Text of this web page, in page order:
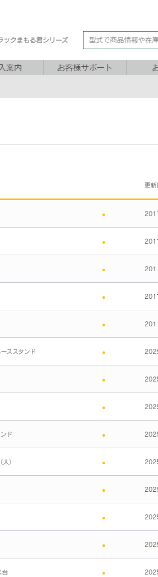
ックまもる君シリーズ
案内 お客様サポート
更新
ススタンド
ド
）
台